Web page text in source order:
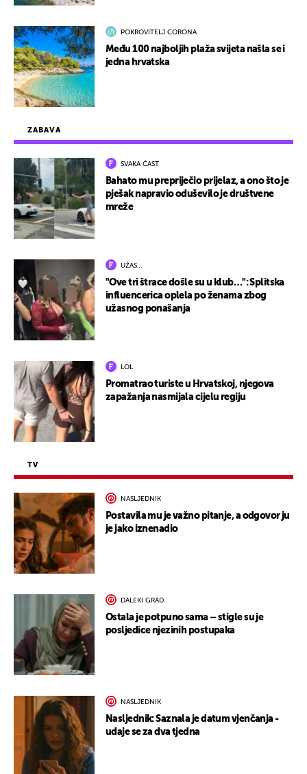
ZABAVA
SVAKA ČAST
Bahato mu prepriječio prijelaz, a ono što je
pješak napravio oduševilo je društvene
mreže
UŽAS…
"Ove tri štrace došle su u klub…": Splitska
influencerica oplela po ženama zbog
užasnog ponašanja
LOL
Promatrao turiste u Hrvatskoj, njegova
zapažanja nasmijala cijelu regiju
TV
NASLJEDNIK
Postavila mu je važno pitanje, a odgovor ju
je jako iznenadio
DALEKI GRAD
Ostala je potpuno sama – stigle su je
posljedice njezinih postupaka
NASLJEDNIK
Nasljednik: Saznala je datum vjenčanja -
udaje se za dva tjedna
POKROVITELJ CORONA
Među 100 najboljih plaža svijeta našla se i
jedna hrvatska